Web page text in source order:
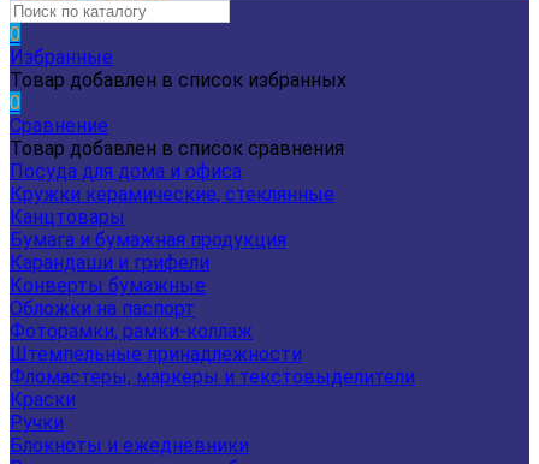
0
Избранные
Товар добавлен в список избранных
0
Сравнение
Товар добавлен в список сравнения
Посуда для дома и офиса
Кружки керамические, стеклянные
Канцтовары
Бумага и бумажная продукция
Карандаши и грифели
Конверты бумажные
Обложки на паспорт
Фоторамки, рамки-коллаж
Штемпельные принадлежности
Фломастеры, маркеры и текстовыделители
Краски
Ручки
Блокноты и ежедневники